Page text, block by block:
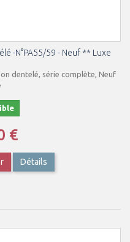
-N°PA55/59 - Neuf ** Luxe
dentelé, série complète, Neuf
€
Détails